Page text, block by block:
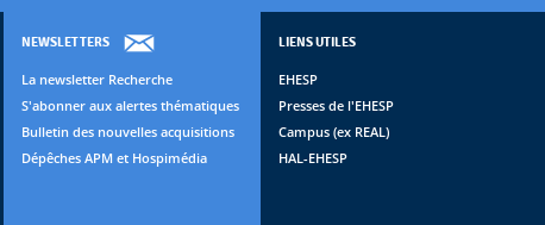
NEWSLETTERS
La newsletter Recherche
S'abonner aux alertes thématiques
Bulletin des nouvelles acquisitions
Dépêches APM et Hospimédia
LIENS UTILES
EHESP
Presses de l'EHESP
Campus (ex REAL)
HAL-EHESP